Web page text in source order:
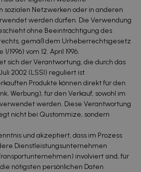
sozialen Netzwerken oder in anderen
werden dürfen. Die Verwendung
ohne Beeinträchtigung des
gemäß dem Urheberrechtsgesetz
1996) vom 12. April 1996.
sich der Verantwortung, die durch das
2002 (LSSI) reguliert ist.
Produkte können direkt für den
Werbung), für den Verkauf, sowohl im
werden. Diese Verantwortung
nicht bei Qustommize, sondern
und akzeptiert, dass im Prozess
Dienstleistungsunternehmen
involviert sind, für
nötigsten persönlichen Daten